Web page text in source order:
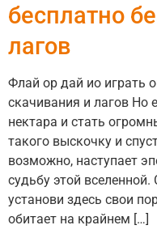
бесплатно
лагов
Флай ор дай ио играть
скачивания и лагов Но
нектара и стать
такого выскочку и
возможно, наступает
судьбу этой
установи здесь свои
обитает на крайнем […]